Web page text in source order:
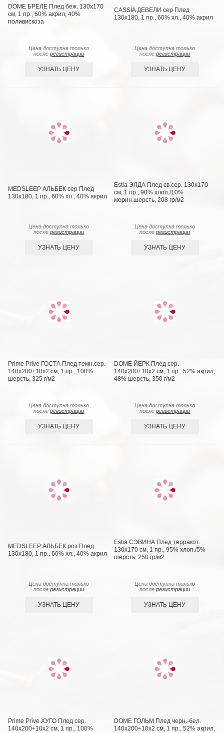
DOME БРЕЛЕ Плед беж. 130х170
см, 1 пр., 60% акрил, 40%
поливискоза
Цена доступна только
послерегистрации
УЗНАТЬ ЦЕНУ
CASSIA ДЕВЕЛИ сер Плед
130x180, 1 пр., 60% хл., 40% акрил
Цена доступна только
послерегистрации
УЗНАТЬ ЦЕНУ
MEDSLEEP АЛЬБЕК сер Плед
130x180, 1 пр., 60% хл., 40% акрил
Цена доступна только
послерегистрации
УЗНАТЬ ЦЕНУ
Estia ЭЛДА Плед св.сер. 130х170
см, 1 пр., 90% хлоп./10%
мерин.шерсть, 208 гр/м2
Цена доступна только
послерегистрации
УЗНАТЬ ЦЕНУ
Prime Prive ГОСТА Плед темн.сер.
140х200+10х2 см, 1 пр., 100%
шерсть, 325 г/м2
Цена доступна только
послерегистрации
УЗНАТЬ ЦЕНУ
DOME ЙЕРК Плед сер.
140х200+10х2 см, 1 пр., 52% акрил,
48% шерсть, 350 г/м2
Цена доступна только
послерегистрации
УЗНАТЬ ЦЕНУ
MEDSLEEP АЛЬБЕК роз Плед
130x180, 1 пр., 60% хл., 40% акрил
Цена доступна только
послерегистрации
УЗНАТЬ ЦЕНУ
Estia СЭВИНА Плед терракот.
130х170 см, 1 пр., 95% хлоп./5%
шерсть, 250 гр/м2
Цена доступна только
послерегистрации
УЗНАТЬ ЦЕНУ
Prime Prive ХУГО Плед сер.
140х200+10х2 см, 1 пр., 100%
DOME ГОЛЬМ Плед черн.-бел.
140х200+10х2 см, 1 пр., 52% акрил,